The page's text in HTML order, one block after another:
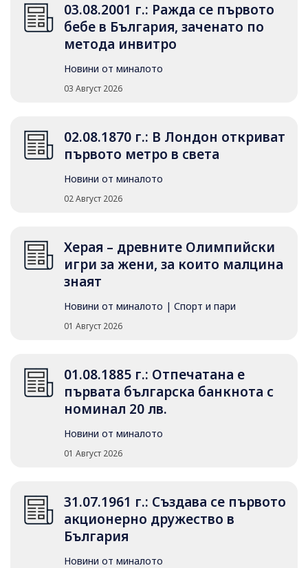
03.08.2001 г.: Ражда се първото
бебе в България, заченато по
метода инвитро
Новини от миналото
03 Август 2026
02.08.1870 г.: В Лондон откриват
първото метро в света
Новини от миналото
02 Август 2026
Херая – древните Олимпийски
игри за жени, за които малцина
знаят
Новини от миналото | Спорт и пари
01 Август 2026
01.08.1885 г.: Отпечатана е
първата българска банкнота с
номинал 20 лв.
Новини от миналото
01 Август 2026
31.07.1961 г.: Създава се първото
акционерно дружество в
България
Новини от миналото